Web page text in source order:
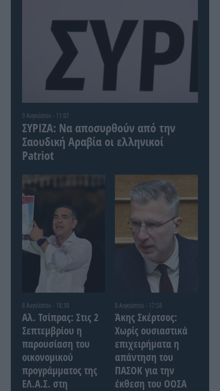
9 Αυγούστου - 11:07
ΣΥΡΙΖΑ: Να αποσυρθούν από την
Σαουδική Αραβία οι ελληνικοί
Patriot
8 Αυγούστου - 18:30
Αλ. Τσίπρας: Στις 2
Σεπτεμβρίου η
παρουσίαση του
οικονομικού
προγράμματος της
ΕΛ.Α.Σ. στη
8 Αυγούστου - 17:58
Άκης Σκέρτσος:
Χωρίς ουσιαστικά
επιχειρήματα η
απάντηση του
ΠΑΣΟΚ για την
έκθεση του ΟΟΣΑ